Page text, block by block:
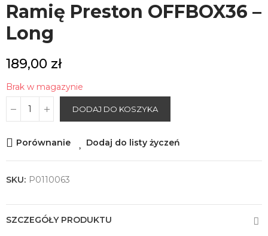
Ramię Preston OFFBOX36 –
Long
189,00 zł
Brak w magazynie
DODAJ DO KOSZYKA
Porównanie Dodaj do listy życzeń
SKU: P0110063
SZCZEGÓŁY PRODUKTU